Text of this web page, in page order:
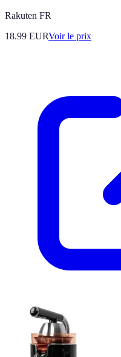
Rakuten FR
18.99 EURVoir le prix